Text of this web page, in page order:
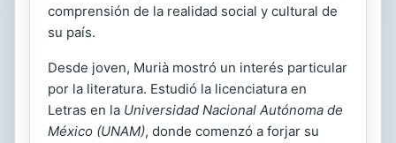
comprensión de la realidad social y cultural de
su país.
Desde joven, Murià mostró un interés particular
por la literatura. Estudió la licenciatura en
Letras en la Universidad Nacional Autónoma de
México (UNAM), donde comenzó a forjar su